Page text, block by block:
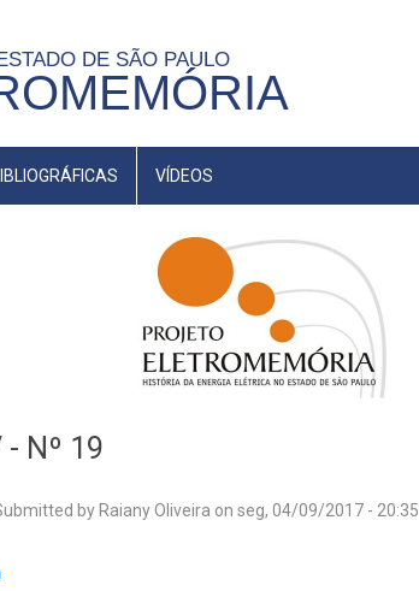
DE SÃO PAULO
VÍDEOS
Nº 19
by Raiany Oliveira on seg, 04/09/2017 - 20:35